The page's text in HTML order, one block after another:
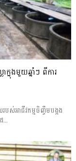
នុងមួយឆ្នាំៗ ពីការ
បស់អាជីវកម្មចិញ្ចឹមបង្កង